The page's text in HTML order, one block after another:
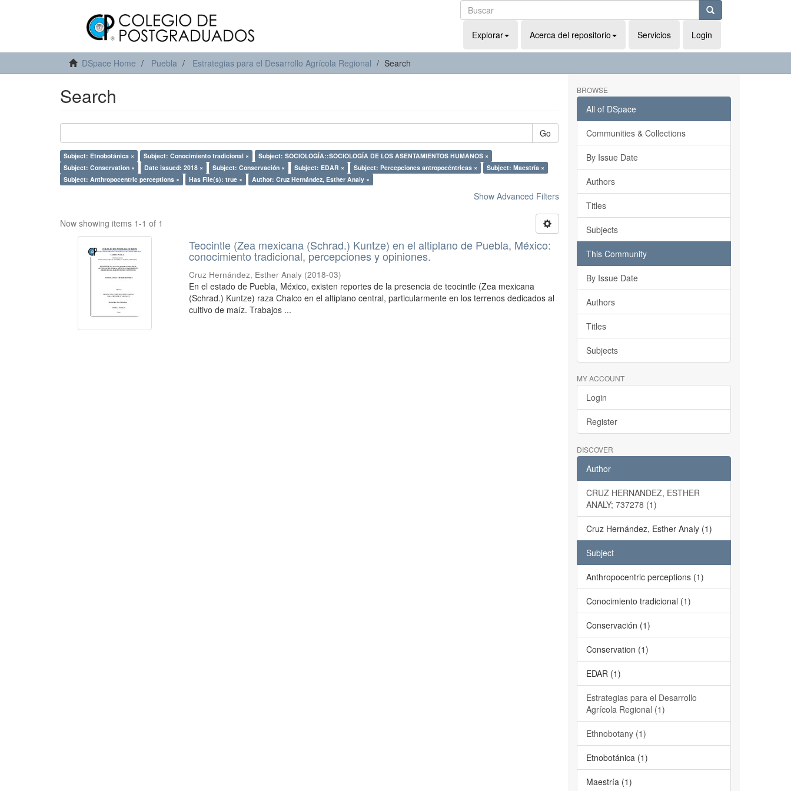
Explorar Acerca del repositorio Servicios Login
DSpace Home Puebla Estrategias para el Desarrollo Agrícola Regional Search
Search
Go
Subject: Etnobotánica × Subject: Conocimiento tradicional ×
Subject: SOCIOLOGÍA::SOCIOLOGÍA DE LOS ASENTAMIENTOS HUMANOS ×
Subject: Conservation ×
Date issued: 2018 × Subject: Conservación × Subject: EDAR × Subject: Percepciones antropocéntricas ×
Subject: Maestría ×
Subject: Anthropocentric perceptions ×
Has File(s): true × Author: Cruz Hernández, Esther Analy ×
Show Advanced Filters
Now showing items 1-1 of 1
Teocintle (Zea mexicana (Schrad.) Kuntze) en el altiplano de Puebla, México:
conocimiento tradicional, percepciones y opiniones.
Cruz Hernández, Esther Analy (2018-03)
En el estado de Puebla, México, existen reportes de la presencia de teocintle (Zea mexicana
(Schrad.) Kuntze) raza Chalco en el altiplano central, particularmente en los terrenos dedicados al
cultivo de maíz. Trabajos ...
BROWSE
All of DSpace
Communities & Collections
By Issue Date
Authors
Titles
Subjects
This Community
By Issue Date
Authors
Titles
Subjects
MY ACCOUNT
Login
Register
DISCOVER
Author
CRUZ HERNANDEZ, ESTHER
ANALY; 737278 (1)
Cruz Hernández, Esther Analy (1)
Subject
Anthropocentric perceptions (1)
Conocimiento tradicional (1)
Conservación (1)
Conservation (1)
EDAR (1)
Estrategias para el Desarrollo
Agrícola Regional (1)
Ethnobotany (1)
Etnobotánica (1)
Maestría (1)